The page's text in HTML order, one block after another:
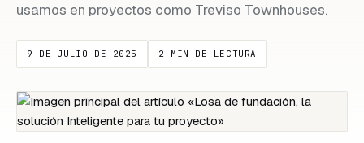
Blog
Diseño
y
usamos en proyectos como Treviso Townhouses.
9 DE JULIO DE 2025 2 MIN DE LECTURA